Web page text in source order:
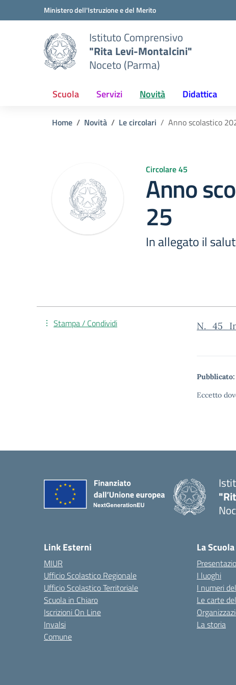
Vai ai contenuti
Vai al menu di navigazioneMinistero dell'Istruzione e del Merito
Istituto Comprensivo
"Rita Levi-Montalcini"
Noceto (Parma)
Scuola Servizi Novità Didattica
Home Novità Le circolari Anno scolastico
Circolare 45
Anno
25
In allegato il
Pubblicato:
Eccetto
Stampa / Condividi
Link Esterni
MIUR
Ufficio Scolastico Regionale
Ufficio Scolastico Territoriale
Scuola in Chiaro
Iscrizioni On Line
Invalsi
Comune
La Scuola
I luoghi
I numeri
Le carte
La storia